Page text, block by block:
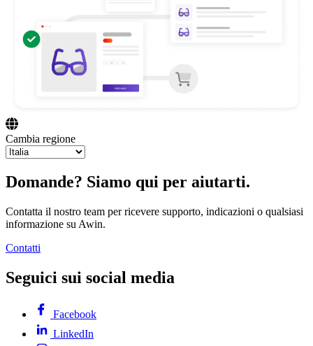
Cambia regione
Domande? Siamo qui per aiutarti.
Contatta il nostro team per ricevere supporto, indicazioni o qualsiasi
informazione su Awin.
Contatti
Seguici sui social media
Facebook
LinkedIn